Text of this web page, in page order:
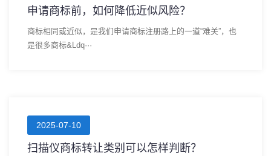
申请商标前，如何降低近似风险？
商标相同或近似，是我们申请商标注册路上的一道“难关”，也
是很多商标&ldq···
2025-07-10
扫描仪商标转让类别可以怎样判断？